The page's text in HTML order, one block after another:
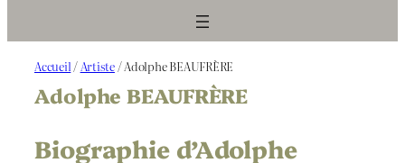
Accueil / Artiste/ Adolphe BEAUFRÈRE
Adolphe BEAUFRÈRE
Biographie d’Adolphe